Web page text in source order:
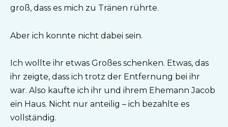
groß, dass es mich zu Tränen rührte.
Aber ich konnte nicht dabei sein.
Ich wollte ihr etwas Großes schenken. Etwas, das
ihr zeigte, dass ich trotz der Entfernung bei ihr
war. Also kaufte ich ihr und ihrem Ehemann Jacob
ein Haus. Nicht nur anteilig – ich bezahlte es
vollständig.